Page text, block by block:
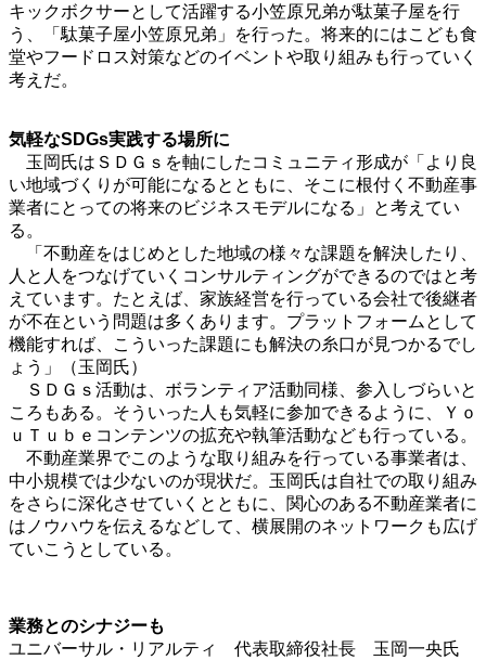
キックボクサーとして活躍する小笠原兄弟が駄菓子屋を行
う、「駄菓子屋小笠原兄弟」を行った。将来的にはこども食
堂やフードロス対策などのイベントや取り組みも行っていく
考えだ。
気軽なSDGs実践する場所に
玉岡氏はＳＤＧｓを軸にしたコミュニティ形成が「より良
い地域づくりが可能になるとともに、そこに根付く不動産事
業者にとっての将来のビジネスモデルになる」と考えてい
る。
「不動産をはじめとした地域の様々な課題を解決したり、
人と人をつなげていくコンサルティングができるのではと考
えています。たとえば、家族経営を行っている会社で後継者
が不在という問題は多くあります。プラットフォームとして
機能すれば、こういった課題にも解決の糸口が見つかるでし
ょう」（玉岡氏）
ＳＤＧｓ活動は、ボランティア活動同様、参入しづらいと
ころもある。そういった人も気軽に参加できるように、Ｙｏ
ｕＴｕｂｅコンテンツの拡充や執筆活動なども行っている。
不動産業界でこのような取り組みを行っている事業者は、
中小規模では少ないのが現状だ。玉岡氏は自社での取り組み
をさらに深化させていくとともに、関心のある不動産業者に
はノウハウを伝えるなどして、横展開のネットワークも広げ
ていこうとしている。
業務とのシナジーも
ユニバーサル・リアルティ 代表取締役社長 玉岡一央氏